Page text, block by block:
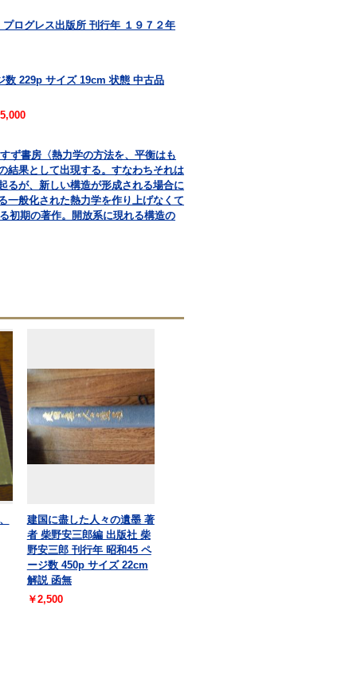
ログレス出版所 刊行年 １９７２年
229p サイズ 19cm 状態 中古品
ず書房〈熱力学の方法を、平衡はも
果として出現する。すなわちそれは
るが、新しい構造が形成される場合に
般化された熱力学を作り上げなくて
初期の著作。開放系に現れる構造の
建国に盡した人々の遺墨 著
者 柴野安三郎編 出版社 柴
野安三郎 刊行年 昭和45 ペ
ージ数 450p サイズ 22cm
解説 函無
￥2,500